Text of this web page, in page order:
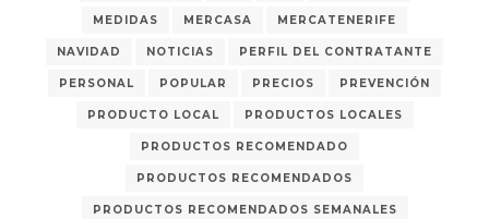
MEDIDAS MERCASA MERCATENERIFE
NAVIDAD NOTICIAS PERFIL DEL CONTRATANTE
PERSONAL POPULAR PRECIOS PREVENCIÓN
PRODUCTO LOCAL PRODUCTOS LOCALES
PRODUCTOS RECOMENDADO
PRODUCTOS RECOMENDADOS
PRODUCTOS RECOMENDADOS SEMANALES